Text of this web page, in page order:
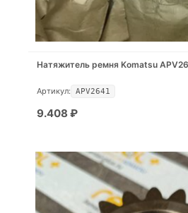
Натяжитель ремня Komatsu
Артикул: APV2641
9.408 ₽